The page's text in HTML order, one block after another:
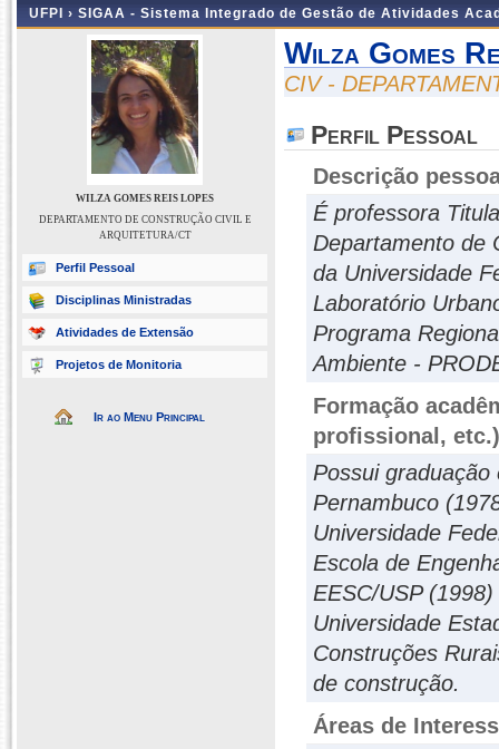
UFPI › SIGAA - Sistema Integrado de Gestão de Atividades
WILZA GOMES REIS LOPES
DEPARTAMENTO DE CONSTRUÇÃO CIVIL E
ARQUITETURA/CT
Perfil Pessoal
Disciplinas Ministradas
Atividades de Extensão
Projetos de Monitoria
Ir ao Menu Principal
Wilza Gomes
CIV -
Perfil Pessoal
Descrição
É professora
Departamento de
da Universidade
Laboratório
Programa
Ambiente -
Formação
profissional, etc.)
Possui
Pernambuco
Universidade
Escola de
EESC/USP
Universidade
Construções
de construção.
Áreas de